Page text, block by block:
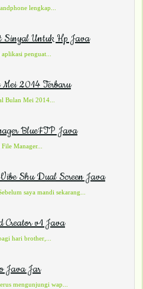
lengkap...
Sinyal Untuk Hp Java
penguat...
2014 Terbaru
Bulan Mei 2014...
BlueFTP Java
Manager...
Shu Dual Screen Java
saya mandi sekarang...
v1 Java
hari brother,...
Java Jar
mengunjungi wap...